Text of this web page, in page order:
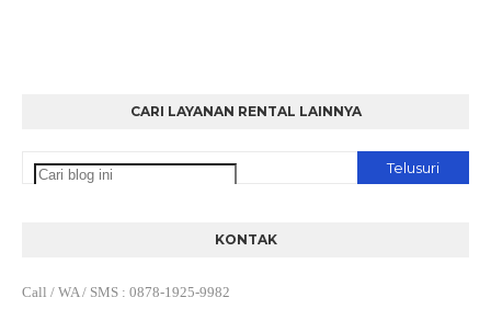
CARI LAYANAN RENTAL LAINNYA
KONTAK
Call / WA / SMS : 0878-1925-9982